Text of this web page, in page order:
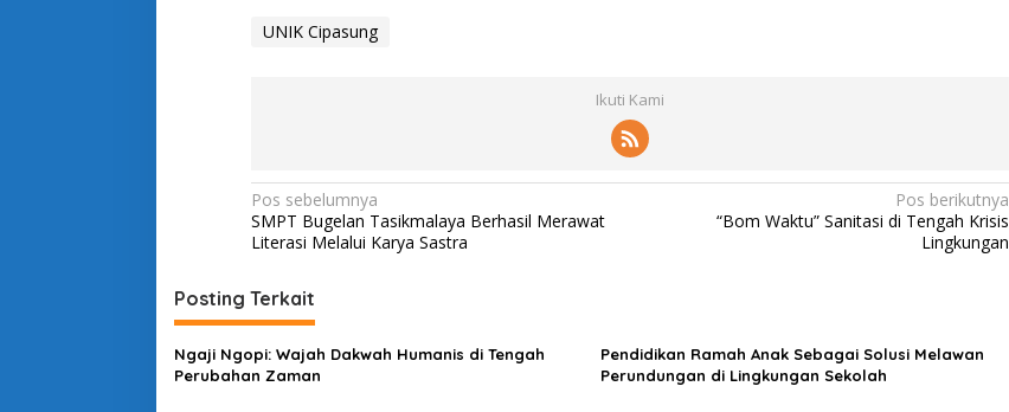
UNIK Cipasung
Ikuti Kami
N
a
i
g
a
Pos sebelumnya
SMPT Bugelan Tasikmalaya Berhasil Merawat
Literasi Melalui Karya Sastra
Pos berikutnya
“Bom Waktu” Sanitasi di Tengah Krisis
Lingkungan
Posting Terkait
Ngaji Ngopi: Wajah Dakwah Humanis di Tengah
Perubahan Zaman
Pendidikan Ramah Anak Sebagai Solusi Melawan
Perundungan di Lingkungan Sekolah